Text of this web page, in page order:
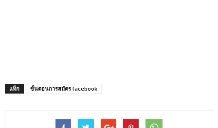
แท็ก ขั้นตอนการสมัคร facebook